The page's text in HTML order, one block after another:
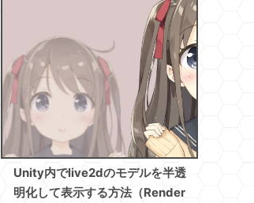
Unity内でlive2dのモデルを半透
明化して表示する方法（Render